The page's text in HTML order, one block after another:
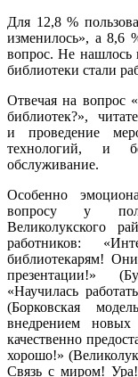
Для 12,8 %
изменилось», а 8,6
вопрос. Не нашлось
библиотеки стали
Отвечая на вопрос
библиотек?»,
и проведение
технологий, и
обслуживание.
Особенно
вопросу у
Великолукского
работников:
библиотекарям!
презентации!»
«Научилась
(Борковская
внедрением
качественно
хорошо!»
Связь с миром!